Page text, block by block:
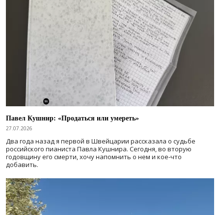
Павел Кушнир: «Продаться или умереть»
27.07.2026
Два года назад я первой в Швейцарии рассказала о судьбе
российского пианиста Павла Кушнира. Сегодня, во вторую
годовщину его смерти, хочу напомнить о нем и кое-что
добавить.